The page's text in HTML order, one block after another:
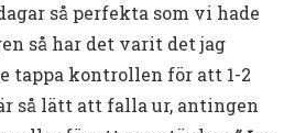
så perfekta som vi hade
så har det varit det jag
tappa kontrollen för att 1-2
så lätt att falla ur, antingen